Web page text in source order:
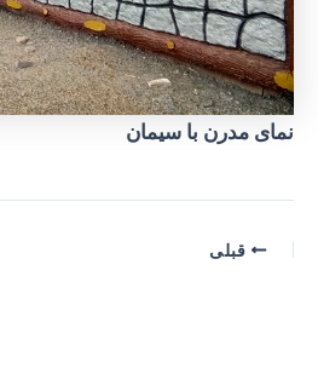
نمای مدرن با سیمان
پیمایشقبلی